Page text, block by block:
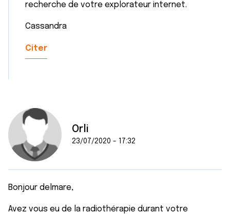
recherche de votre explorateur internet.
Cassandra
Citer
Orli
23/07/2020 - 17:32
Bonjour delmare,
Avez vous eu de la radiothérapie durant votre